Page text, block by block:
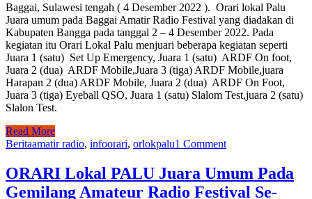
Baggai, Sulawesi tengah ( 4 Desember 2022 ). Orari lokal Palu
Juara umum pada Baggai Amatir Radio Festival yang diadakan di
Kabupaten Bangga pada tanggal 2 – 4 Desember 2022. Pada
kegiatan itu Orari Lokal Palu menjuari beberapa kegiatan seperti
Juara 1 (satu) Set Up Emergency, Juara 1 (satu) ARDF On foot,
Juara 2 (dua) ARDF Mobile,Juara 3 (tiga) ARDF Mobile,juara
Harapan 2 (dua) ARDF Mobile, Juara 2 (dua) ARDF On Foot,
Juara 3 (tiga) Eyeball QSO, Juara 1 (satu) Slalom Test,juara 2 (satu)
Slalon Test.
Read More
Beritaamatir radio, infoorari, orlokpalu1 Comment
ORARI Lokal PALU Juara Umum Pada
Gemilang Amateur Radio Festival Se-